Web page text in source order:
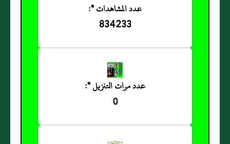
عدد المشاهدات *:
834233
عدد مرات التنزيل *:
0